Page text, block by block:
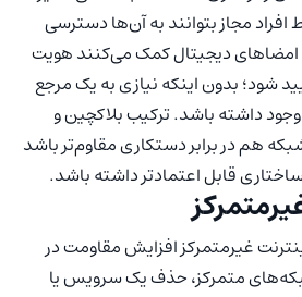
مجاز بتوانند به آن‌ها دسترسی
دیجیتال کمک می‌کنند هویت
شود؛ بدون اینکه نیازی به یک مرجع
داشته باشد. ترکیب بلاکچین و
هم در برابر دستکاری مقاوم‌تر باشد
قابل اعتمادتر داشته باشد.
غیرمتمرکز افزایش مقاومت در
متمرکز، حذف یک سرویس یا